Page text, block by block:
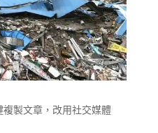
製文章，改用社交媒體